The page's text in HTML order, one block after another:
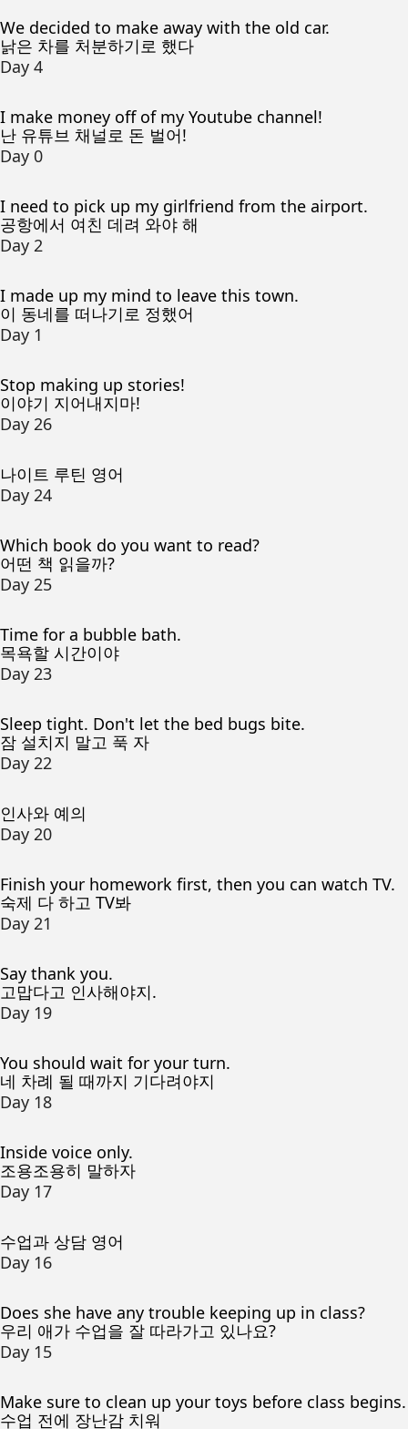
We decided to make away with the old car.
낡은 차를 처분하기로 했다
Day 4
I make money off of my Youtube channel!
난 유튜브 채널로 돈 벌어!
Day 0
I need to pick up my girlfriend from the airport.
공항에서 여친 데려 와야 해
Day 2
I made up my mind to leave this town.
이 동네를 떠나기로 정했어
Day 1
Stop making up stories!
이야기 지어내지마!
Day 26
나이트 루틴 영어
Day 24
Which book do you want to read?
어떤 책 읽을까?
Day 25
Time for a bubble bath.
목욕할 시간이야
Day 23
Sleep tight. Don't let the bed bugs bite.
잠 설치지 말고 푹 자
Day 22
인사와 예의
Day 20
Finish your homework first, then you can watch TV.
숙제 다 하고 TV봐
Day 21
Say thank you.
고맙다고 인사해야지.
Day 19
You should wait for your turn.
네 차례 될 때까지 기다려야지
Day 18
Inside voice only.
조용조용히 말하자
Day 17
수업과 상담 영어
Day 16
Does she have any trouble keeping up in class?
우리 애가 수업을 잘 따라가고 있나요?
Day 15
Make sure to clean up your toys before class begins.
수업 전에 장난감 치워